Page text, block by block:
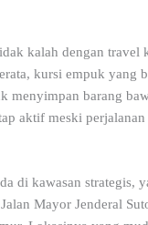
kalah dengan travel
kursi empuk yang
menyimpan barang
aktif meski perjalanan
di kawasan strategis,
Mayor Jenderal